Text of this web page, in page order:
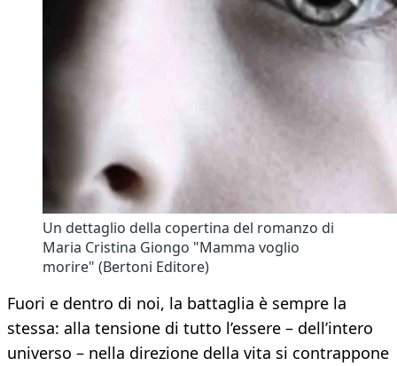
Un dettaglio della copertina del romanzo di
Maria Cristina Giongo "Mamma voglio
morire" (Bertoni Editore)
Fuori e dentro di noi, la battaglia è sempre la
stessa: alla tensione di tutto l’essere – dell’intero
universo – nella direzione della vita si contrappone